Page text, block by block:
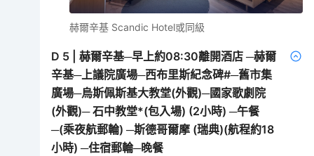
赫爾辛基 Scandic Hotel或同級
D 5 |赫爾辛基─早上約08:30離開酒店 ─赫爾
辛基─上議院廣場─西布里斯紀念碑#─舊市集
廣場─烏斯佩斯基大教堂(外觀)─國家歌劇院
(外觀)─ 石中教堂*(包入場) (2小時) ─午餐
─(乘夜航郵輪) ─斯德哥爾摩 (瑞典)(航程約18
小時) ─住宿郵輪─晚餐